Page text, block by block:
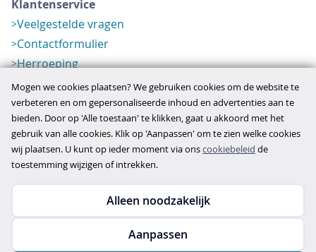
Klantenservice
Veelgestelde vragen
Contactformulier
Herroeping
Over ons
Bedrijfsgegevens
Werkwijze
Overzichten
Verlopen aanbod
Copyright © 2026
Mogen we cookies plaatsen? We gebruiken cookies om de website te
verbeteren en om gepersonaliseerde inhoud en advertenties aan te
bieden. Door op 'Alle toestaan' te klikken, gaat u akkoord met het
gebruik van alle cookies. Klik op 'Aanpassen' om te zien welke cookies
wij plaatsen. U kunt op ieder moment via onscookiebeleid de
toestemming wijzigen of intrekken.
Alleen noodzakelijk
Aanpassen